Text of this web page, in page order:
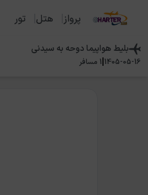
پرواز هتل تور
بلیط هواپیمادوحه به سیدنی
1405-05-16
|
1 مسافر